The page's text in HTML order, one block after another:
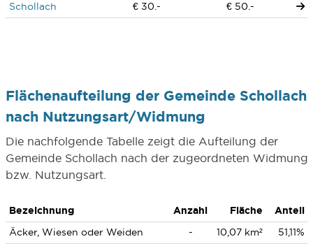
Schollach
€ 30.- € 50.-
Flächenaufteilung der Gemeinde Schollach
nach Nutzungsart/Widmung
Die nachfolgende Tabelle zeigt die Aufteilung der
Gemeinde Schollach nach der zugeordneten Widmung
bzw. Nutzungsart.
Bezeichnung Anzahl Fläche
Anteil
Äcker, Wiesen oder Weiden
- 10,07 km² 51,11%